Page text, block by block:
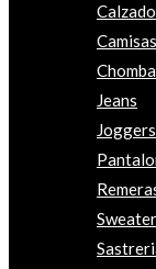
Calzado
Camisas
Jeans
Joggers